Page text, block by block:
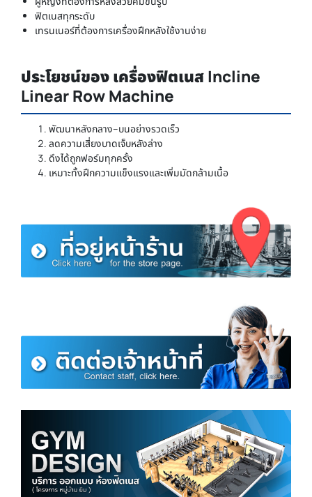
ฟิตเนสทุกระดับ
เทรนเนอร์ที่ต้องการเครื่องฝึกหลังใช้งานง่าย
ประโยชน์ของ เครื่องฟิตเนส Incline
Linear Row Machine
พัฒนาหลังกลาง–บนอย่างรวดเร็ว
ลดความเสี่ยงบาดเจ็บหลังล่าง
ดึงได้ถูกฟอร์มทุกครั้ง
เหมาะทั้งฝึกความแข็งแรงและเพิ่มมัดกล้ามเนื้อ